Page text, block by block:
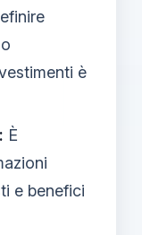
è
È
e benefici